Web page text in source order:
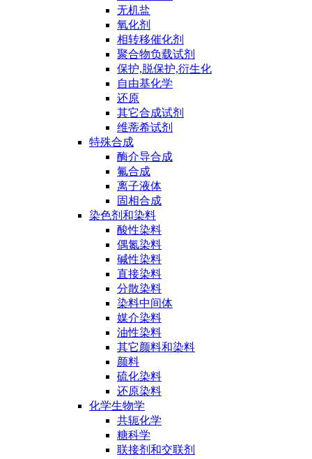
无机盐
氧化剂
相转移催化剂
聚合物负载试剂
保护,脱保护,衍生化
自由基化学
还原
其它合成试剂
维蒂希试剂
特殊合成
酶介导合成
氟合成
离子液体
固相合成
染色剂和染料
酸性染料
偶氮染料
碱性染料
直接染料
分散染料
染料中间体
媒介染料
油性染料
其它颜料和染料
颜料
硫化染料
还原染料
化学生物学
共轭化学
糖科学
联接剂和交联剂